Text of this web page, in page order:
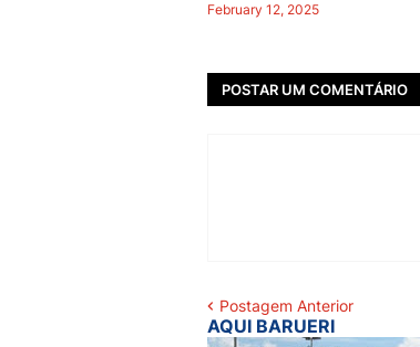
February 12, 2025
POSTAR UM COMENTÁRIO
Postagem Anterior
AQUI BARUERI